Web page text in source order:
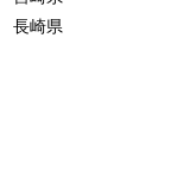
長崎県